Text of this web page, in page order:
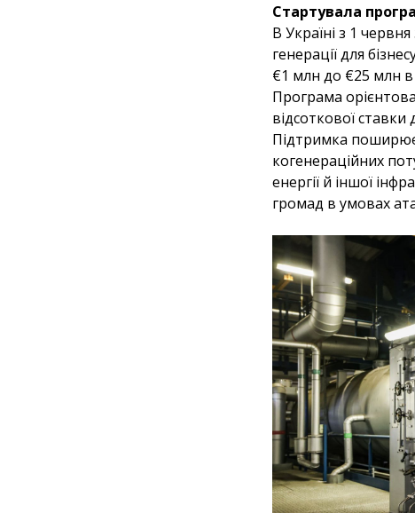
Стартувала
В Україні з 1
генерації для
€1 млн до €25 млн в
Програма
відсоткової
Підтримка
когенераційних
енергії й іншої
громад в умовах